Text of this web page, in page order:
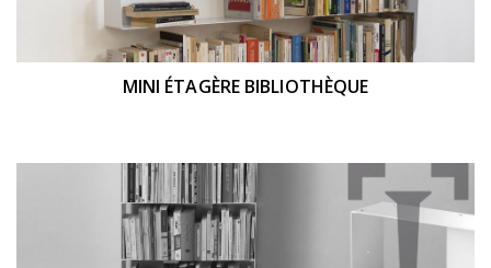
MINI ÉTAGÈRE BIBLIOTHÈQUE